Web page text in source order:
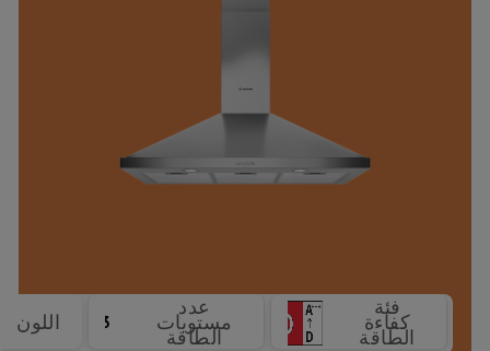
فئة
كفاءة
الطاقة
عدد
مستويات
الطاقة
اللون